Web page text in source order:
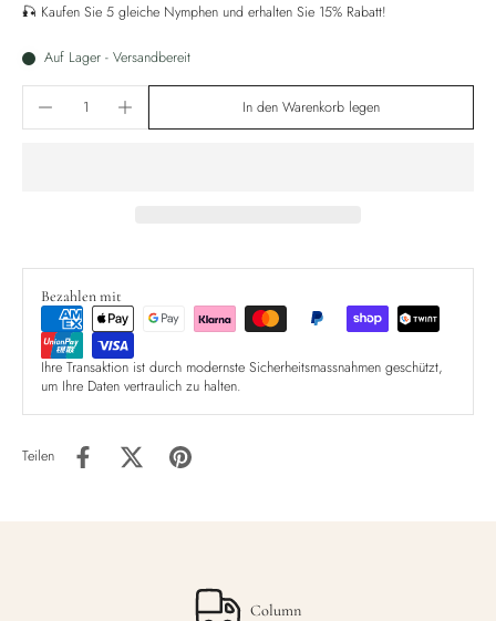
🎣 Kaufen Sie 5 gleiche Nymphen und erhalten Sie 15% Rabatt!
Auf Lager - Versandbereit
In den Warenkorb legen
Bezahlen mit
Ihre Transaktion ist durch modernste Sicherheitsmassnahmen geschützt,
um Ihre Daten vertraulich zu halten.
Teilen
Column